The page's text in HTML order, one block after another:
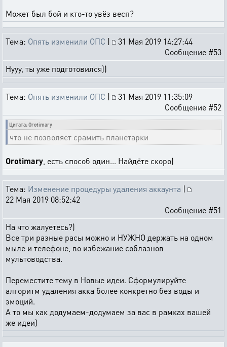
Может был бой и кто-то увёз весп?
Тема: Опять изменили ОПС |
31 Мая 2019 14:27:44
Сообщение #53
Нууу, ты уже подготовился))
Тема: Опять изменили ОПС |
31 Мая 2019 11:35:09
Сообщение #52
Цитата: Orotimary
что не позволяет срамить планетарки
Orotimary , есть способ один... Найдёте скоро)
Тема: Изменение процедуры удаления аккаунта |
22 Мая 2019 08:52:42
Сообщение #51
На что жалуетесь?)
Все три разные расы можно и НУЖНО держать на одном
мыле и телефоне, во избежание соблазнов
мультоводства.
Переместите тему в Новые идеи. Сформулируйте
алгоритм удаления акка более конкретно без воды и
эмоций.
А то мы как додумаем-додумаем за вас в рамках вашей
же идеи)